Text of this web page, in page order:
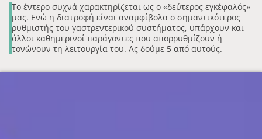
Το έντερο συχνά χαρακτηρίζεται ως ο «δεύτερος εγκέφαλός»
μας. Ενώ η διατροφή είναι αναμφίβολα ο σημαντικότερος
ρυθμιστής του γαστρεντερικού συστήματος, υπάρχουν και
άλλοι καθημερινοί παράγοντες που απορρυθμίζουν ή
τονώνουν τη λειτουργία του. Ας δούμε 5 από αυτούς.